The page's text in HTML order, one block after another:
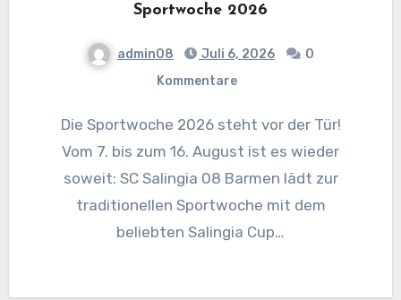
Sportwoche 2026
admin08 Juli 6, 2026
0
Kommentare
Die Sportwoche 2026 steht vor der Tür!
Vom 7. bis zum 16. August ist es wieder
soweit: SC Salingia 08 Barmen lädt zur
traditionellen Sportwoche mit dem
beliebten Salingia Cup…